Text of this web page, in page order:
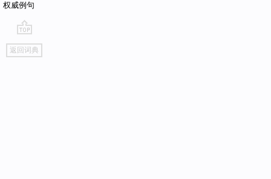
权威例句
go
top
返回词典